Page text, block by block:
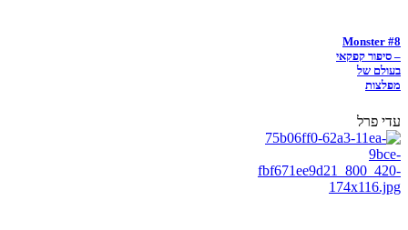
Monster #8
– סיפור קפקאי
בעולם של
מפלצות
עדי פרל